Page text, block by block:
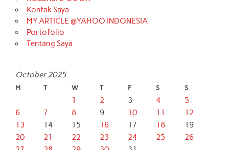
Kontak Saya
MY ARTICLE @YAHOO INDONESIA
Portofolio
Tentang Saya
October 2025
M T W T F S S
1 2 3 4
5
6
7 8 9 10 11
12
13
14 15 16 17 18
19
20
21 22 23 24 25
26